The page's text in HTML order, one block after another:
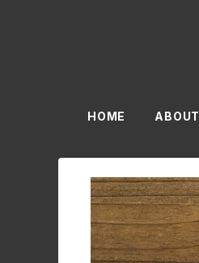
HOME ABOUT